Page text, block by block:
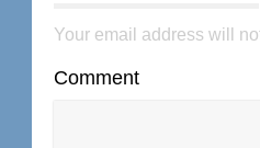
Your email address will
Comment